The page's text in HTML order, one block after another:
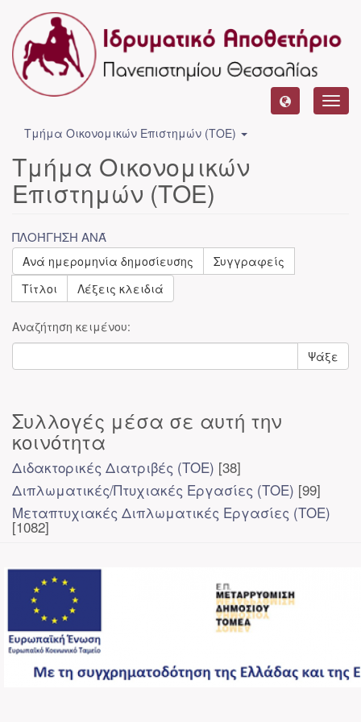
Τμήμα Οικονομικών Επιστημών (ΤΟΕ)
Τμήμα Οικονομικών
Επιστημών (ΤΟΕ)
ΠΛΟΉΓΗΣΗ ΑΝΆ
Ανά ημερομηνία δημοσίευσης
Συγγραφείς
Τίτλοι
Λέξεις κλειδιά
Αναζήτηση κειμένου:
Ψάξε
Συλλογές μέσα σε αυτή την
κοινότητα
Διδακτορικές Διατριβές (ΤΟΕ) [38]
Διπλωματικές/Πτυχιακές Εργασίες (ΤΟΕ) [99]
Μεταπτυχιακές Διπλωματικές Εργασίες (ΤΟΕ)
[1082]